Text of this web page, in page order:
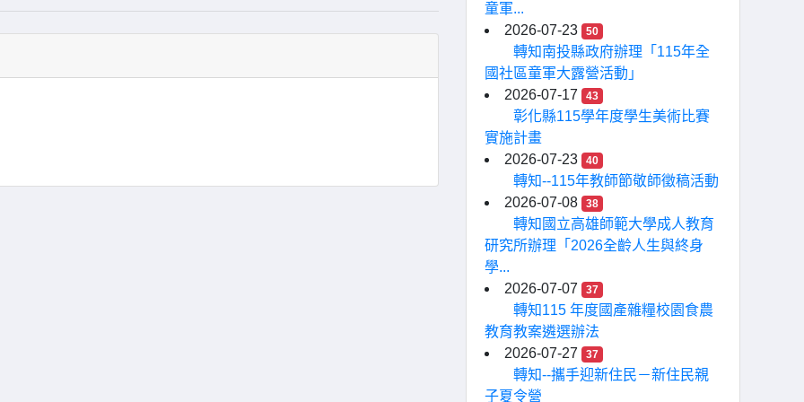
童軍...
2026-07-23
50
轉知南投縣政府辦理「115年全
國社區童軍大露營活動」
2026-07-17
43
彰化縣115學年度學生美術比賽
實施計畫
2026-07-23
40
轉知--115年教師節敬師徵稿活動
2026-07-08
38
轉知國立高雄師範大學成人教育
研究所辦理「2026全齡人生與終身
學...
2026-07-07
37
轉知115 年度國產雜糧校園食農
教育教案遴選辦法
2026-07-27
37
轉知--攜手迎新住民－新住民親
子夏令營